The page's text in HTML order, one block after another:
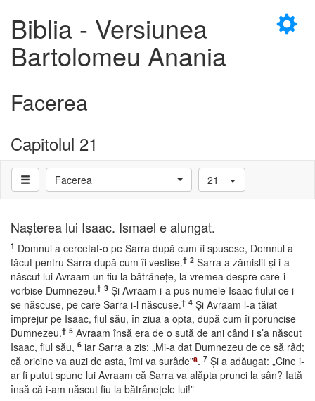
×
Biblia - Versiunea
Bartolomeu Anania
Facerea
Capitolul 21
Facerea 21
Naşterea lui Isaac. Ismael e alungat.
1 Domnul a cercetat-o pe Sarra după cum îi spusese, Domnul a
făcut pentru Sarra după cum îi vestise.† 2 Sarra a zămislit şi i-a
născut lui Avraam un fiu la bătrâneţe, la vremea despre care-i
vorbise Dumnezeu.† 3 Şi Avraam i-a pus numele Isaac fiului ce i
se născuse, pe care Sarra i-l născuse.† 4 Şi Avraam l-a tăiat
împrejur pe Isaac, fiul său, în ziua a opta, după cum îi poruncise
Dumnezeu.† 5 Avraam însă era de o sută de ani când i s’a născut
Isaac, fiul său, 6 iar Sarra a zis: „Mi-a dat Dumnezeu de ce să râd;
că oricine va auzi de asta, îmi va surâde”a. 7 Şi a adăugat: „Cine i-
ar fi putut spune lui Avraam că Sarra va alăpta prunci la sân? Iată
însă că i-am născut fiu la bătrâneţele lui!”